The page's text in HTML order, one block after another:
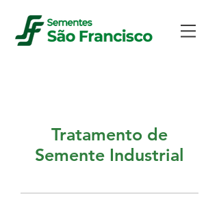
Tratamento de
Semente Industrial